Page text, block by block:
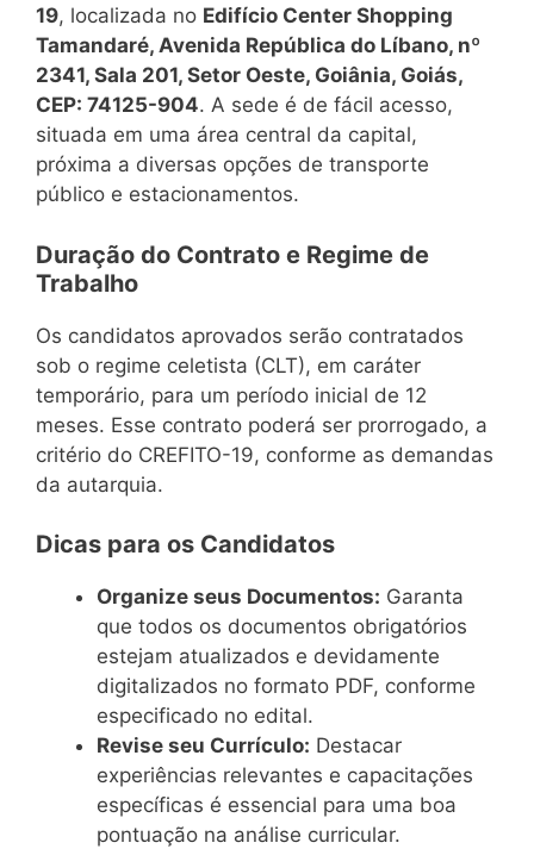
19, localizada no Edifício Center Shopping
Tamandaré, Avenida República do Líbano, nº
2341, Sala 201, Setor Oeste, Goiânia, Goiás,
CEP: 74125-904. A sede é de fácil acesso,
situada em uma área central da capital,
próxima a diversas opções de transporte
público e estacionamentos.
Duração do Contrato e Regime de
Trabalho
Os candidatos aprovados serão contratados
sob o regime celetista (CLT), em caráter
temporário, para um período inicial de 12
meses. Esse contrato poderá ser prorrogado, a
critério do CREFITO-19, conforme as demandas
da autarquia.
Dicas para os Candidatos
Organize seus Documentos: Garanta
que todos os documentos obrigatórios
estejam atualizados e devidamente
digitalizados no formato PDF, conforme
especificado no edital.
Revise seu Currículo: Destacar
experiências relevantes e capacitações
específicas é essencial para uma boa
pontuação na análise curricular.